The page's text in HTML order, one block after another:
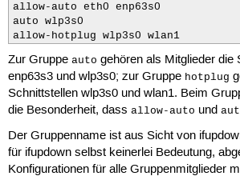
allow-auto eth0 enp63s0
auto wlp3s0
allow-hotplug wlp3s0 wlan1
Zur Gruppe auto gehören als Mitglieder die
enp63s3 und wlp3s0; zur Gruppe hotplug
Schnittstellen wlp3s0 und wlan1. Beim
die Besonderheit, dass allow-auto und
Der Gruppenname ist aus Sicht von
für ifupdown selbst keinerlei Bedeutung,
Konfigurationen für alle Gruppenmitglieder